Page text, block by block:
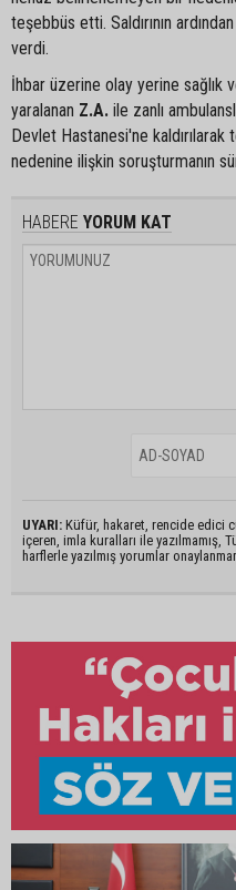
teşebbüs etti. Saldırının
verdi.
İhbar üzerine olay yerine sağlık
yaralanan Z.A. ile zanlı
Devlet Hastanesi'ne kaldırılarak
nedenine ilişkin soruşturmanın
HABERE YORUM KAT
UYARI: Küfür, hakaret, rencide edici
içeren, imla kuralları ile yazılmamış,
harflerle yazılmış yorumlar